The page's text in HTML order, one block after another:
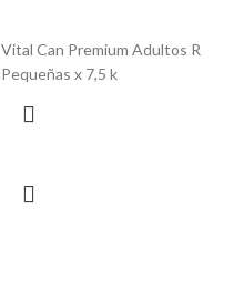
Vital Can Premium Adultos R
Pequeñas x 7,5 k